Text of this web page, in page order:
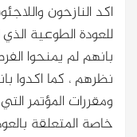
اكد النازحون
للعودة الطوعية الذي
بانهم لم يمنحوا
نظرهم ، كما اكدوا
ومقررات المؤتمر
خاصة المتعلقة